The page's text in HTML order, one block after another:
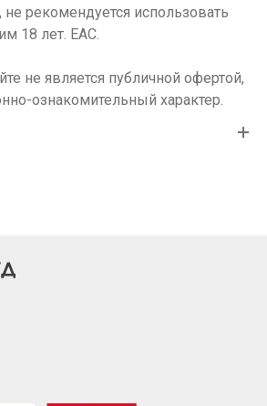
не рекомендуется использовать
18 лет. ЕАС.
не является публичной офертой,
ознакомительный характер.